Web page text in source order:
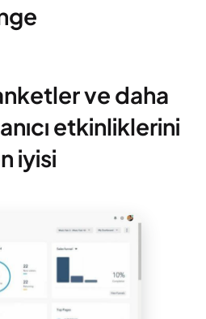
ve daha
etkinliklerini
iyisi